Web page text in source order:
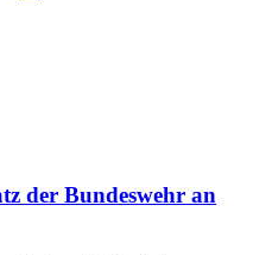
der Bundeswehr an